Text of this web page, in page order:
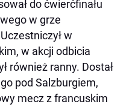
do ćwierćfinału
w grze
w
w akcji odbicia
również ranny. Dostał
pod Salzburgiem,
mecz z francuskim